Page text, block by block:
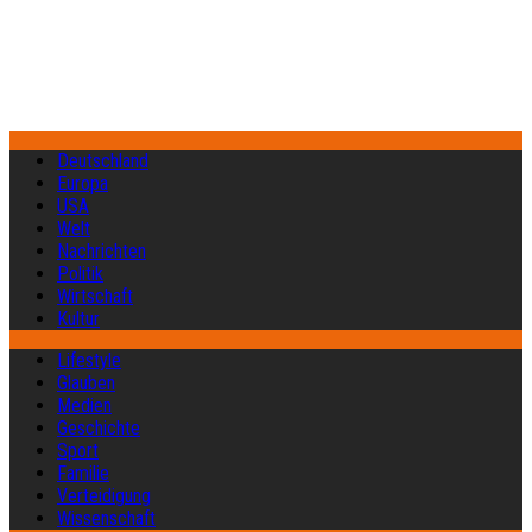
Deutschland
Europa
USA
Welt
Nachrichten
Politik
Wirtschaft
Kultur
Lifestyle
Glauben
Medien
Geschichte
Sport
Familie
Verteidigung
Wissenschaft